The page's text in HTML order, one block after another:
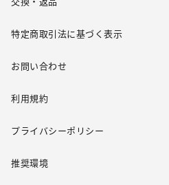
特定商取引法に基づく表示
お問い合わせ
利用規約
プライバシーポリシー
推奨環境